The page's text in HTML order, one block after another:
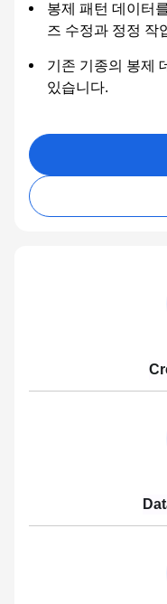
봉제 패턴 데이터
즈 수정과 정정 작
기존 기종의 봉제
있습니다.